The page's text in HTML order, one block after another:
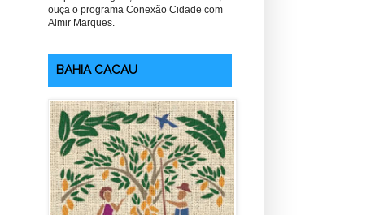
ouça o programa Conexão Cidade com
Almir Marques.
BAHIA CACAU